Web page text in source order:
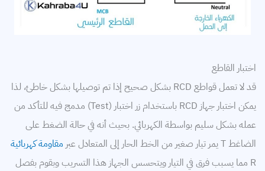
اختبار القاطع
قد لا تعمل قواطع RCD بشكل صحيح إذا تم توصيلها بشكل خاطئ، لذا
يمكن اختبار جهاز RCD باستخدام زر اختبار (Test) مدمج فيه للتأكد من
عمله بشكل سليم بواسطة الكهربائي. بحيث أنه في حالة الضغط على
الضاغط T يمر تيار صغير من الخط الحار إلى المتعادل عبر
مقاومة كهربائية
R مما يسبب فرق في التيار ويتحسس الجهاز هذا التسريب وبقوم بفصل